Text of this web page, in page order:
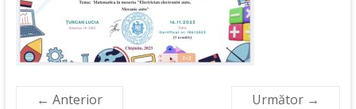
← Anterior Următor →